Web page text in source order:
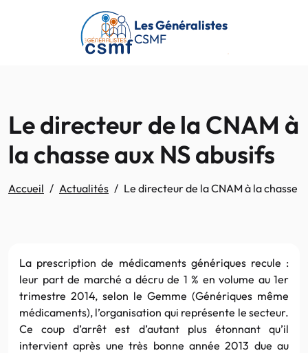
Passer au contenu principal
Les Généralistes
CSMF
Le directeur de la CNAM à
la chasse aux NS abusifs
Accueil Actualités Le directeur de la CNAM à la chasse
La prescription de médicaments génériques recule :
leur part de marché a décru de 1 % en volume au 1er
trimestre 2014, selon le Gemme (Génériques même
médicaments), l’organisation qui représente le secteur.
Ce coup d’arrêt est d’autant plus étonnant qu’il
intervient après une très bonne année 2013 due au